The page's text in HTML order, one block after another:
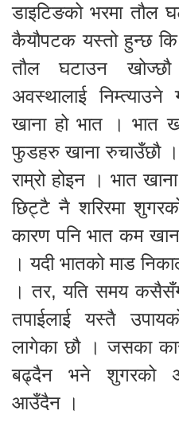
डाइटिङको भरमा तौल
कैयौपटक यस्तो हुन्छ कि
तौल घटाउन
अवस्थालाई
खाना हो भात । भात
फुडहरु खाना रुचाउँछौ ।
राम्रो होइन । भात
छिट्टै नै शरिरमा
कारण पनि भात कम
। यदी भातको माड
। तर, यति समय
तपाईलाई यस्तै
लागेका छौ । जसका
बढ्दैन भने शुगरको
आउँदैन ।